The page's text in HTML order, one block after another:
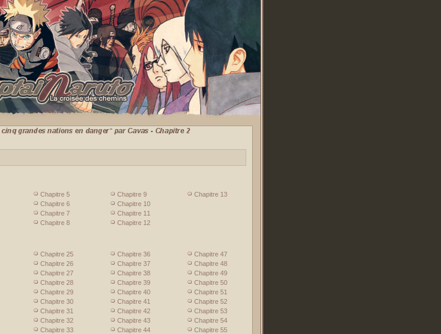
Chapitre 5
Chapitre 6
Chapitre 7
Chapitre 8
Chapitre 9
Chapitre 10
Chapitre 11
Chapitre 12
Chapitre 13
Chapitre 25
Chapitre 26
Chapitre 27
Chapitre 28
Chapitre 29
Chapitre 30
Chapitre 31
Chapitre 32
Chapitre 33
Chapitre 36
Chapitre 37
Chapitre 38
Chapitre 39
Chapitre 40
Chapitre 41
Chapitre 42
Chapitre 43
Chapitre 44
Chapitre 47
Chapitre 48
Chapitre 49
Chapitre 50
Chapitre 51
Chapitre 52
Chapitre 53
Chapitre 54
Chapitre 55